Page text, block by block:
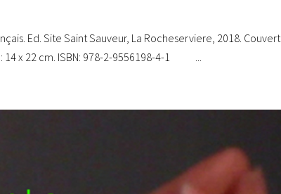
Ed. Site Saint Sauveur, La Rocheserviere, 2018.
14 x 22 cm. ISBN: 978-2-9556198-4-1 ...